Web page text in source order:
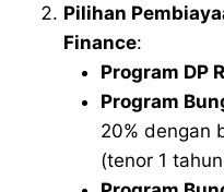
Pilihan
Finance:
Program DP
Program
20% dengan
(tenor 1